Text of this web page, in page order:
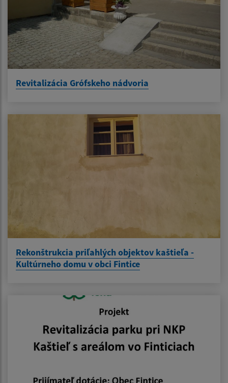
Revitalizácia Grófskeho nádvoria
Rekonštrukcia priľahlých objektov kaštieľa -
Kultúrneho domu v obci Fintice